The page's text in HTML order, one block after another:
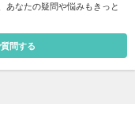
あなたの疑問や悩みもきっと
問する